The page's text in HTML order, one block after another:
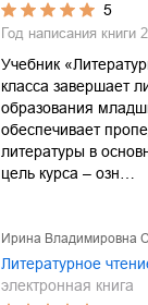
5
Год написания книги
Учебник
класса завершает
образования
обеспечивает
литературы в
цель курса – озн…
Ирина Владимировна
Литературное
электронная книга